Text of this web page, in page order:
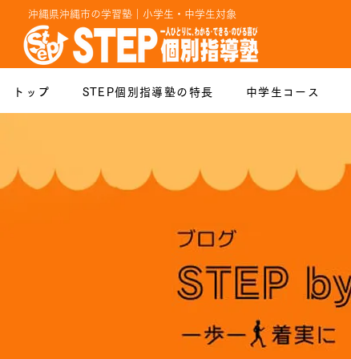
沖縄県沖縄市の学習塾｜小学生・中学生対象
トップ STEP個別指導塾の特長 中学生コース